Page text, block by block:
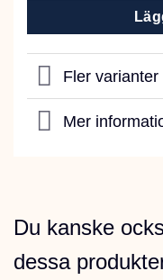
Fler
Mer
Du kanske
dessa